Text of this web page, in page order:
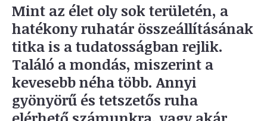
Mint az élet oly sok területén, a
hatékony ruhatár összeállításának
titka is a tudatosságban rejlik.
Találó a mondás, miszerint a
kevesebb néha több. Annyi
gyönyörű és tetszetős ruha